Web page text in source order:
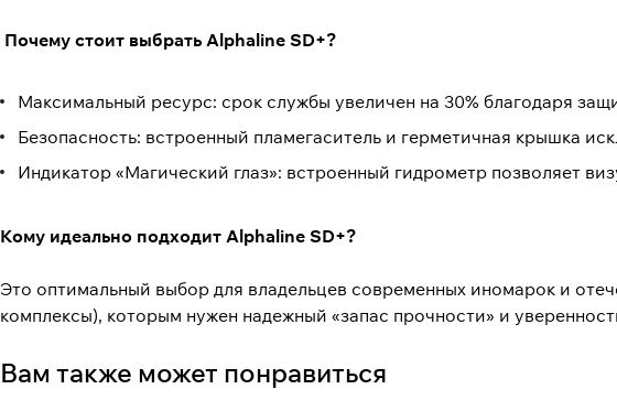
Почему стоит выбрать Alphaline SD+?
Максимальный ресурс: срок службы увеличен на 30% благодаря
Безопасность: встроенный пламегаситель и герметичная крышка
Индикатор «Магический глаз»: встроенный гидрометр позволяет
Кому идеально подходит Alphaline SD+?
Это оптимальный выбор для владельцев современных иномарок и
комплексы), которым нужен надежный «запас прочности» и
Вам также может понравиться